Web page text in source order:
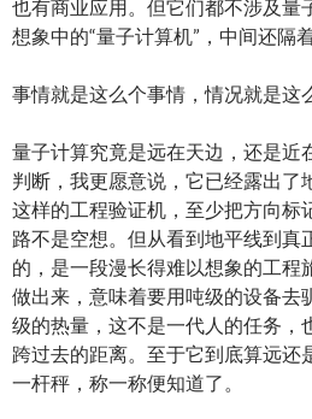
也有商业应用。但它们都不涉及量
想象中的“量子计算机”，中间还隔
事情就是这么个事情，情况就是这
量子计算究竟是远在天边，还是近
判断，我更愿意说，它已经露出了
这样的工程验证机，至少把方向标
路不是空想。但从看到地平线到真
的，是一段漫长得难以想象的工程
做出来，意味着要用吨级的设备去
级的热量，这不是一代人的任务，
跨过去的距离。至于它到底算远还
一杆秤，称一称便知道了。